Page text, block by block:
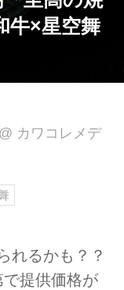
牛×星空舞
@ カワコレメデ
れるかも？？
提供価格が